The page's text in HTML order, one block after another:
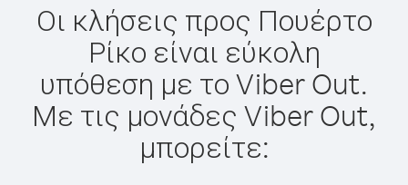
Οι κλήσεις προς Πουέρτο
Ρίκο είναι εύκολη
υπόθεση με το Viber Out.
Με τις μονάδες Viber Out,
μπορείτε: